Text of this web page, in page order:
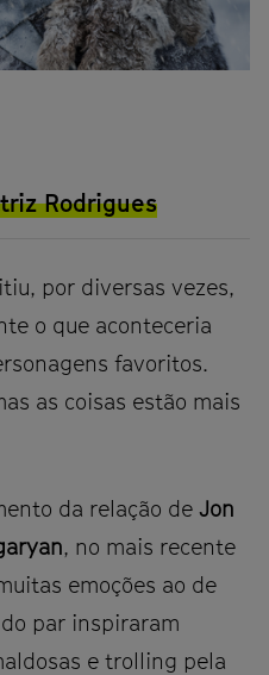
Rodrigues
por diversas vezes,
o que aconteceria
favoritos.
as coisas estão mais
da relação de Jon
, no mais recente
emoções ao de
par inspiraram
e trolling pela